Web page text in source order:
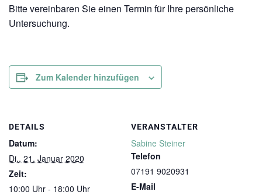
Bitte vereinbaren Sie einen Termin für Ihre persönliche
Untersuchung.
Zum Kalender hinzufügen
DETAILS
Datum:
Di., 21. Januar 2020
Zeit:
10:00 Uhr - 18:00 Uhr
VERANSTALTER
Sabine Steiner
Telefon
07191 9020931
E-Mail